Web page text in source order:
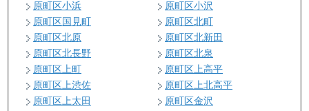
原町区小浜
原町区小沢
原町区国見町
原町区北町
原町区北原
原町区北新田
原町区北長野
原町区北泉
原町区上町
原町区上高平
原町区上渋佐
原町区上北高平
原町区上太田
原町区金沢